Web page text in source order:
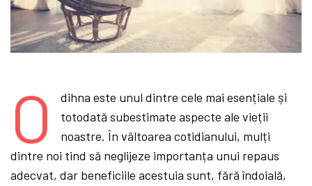
O
dihna este unul dintre cele mai esențiale și
totodată subestimate aspecte ale vieții
noastre. În vâltoarea cotidianului, mulți
dintre noi tind să neglijeze importanța unui repaus
adecvat, dar beneficiile acestuia sunt, fără îndoială,